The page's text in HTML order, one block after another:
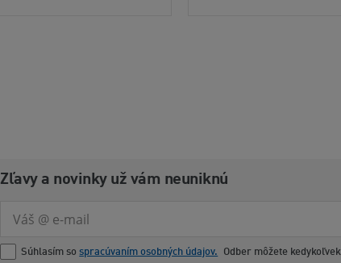
Zľavy a novinky už vám neuniknú
Súhlasím so spracúvaním osobných údajov. Odber môžete kedykoľvek